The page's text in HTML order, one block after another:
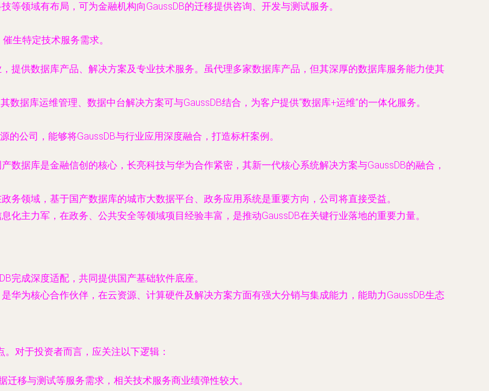
等领域有布局，可为金融机构向GaussDB的迁移提供咨询、开发与测试服务。
生特定技术服务需求。
提供数据库产品、解决方案及专业技术服务。虽代理多家数据库产品，但其深厚的数据库服务能力使其
数据库运维管理、数据中台解决方案可与GaussDB结合，为客户提供“数据库+运维”的一体化服务。
公司，能够将GaussDB与行业应用深度融合，打造标杆案例。
数据库是金融信创的核心，长亮科技与华为合作紧密，其新一代核心系统解决方案与GaussDB的融合，
务领域，基于国产数据库的城市大数据平台、政务应用系统是重要方向，公司将直接受益。
化主力军，在政务、公共安全等领域项目经验丰富，是推动GaussDB在关键行业落地的重要力量。
完成深度适配，共同提供国产基础软件底座。
华为核心合作伙伴，在云资源、计算硬件及解决方案方面有强大分销与集成能力，能助力GaussDB生态
。对于投资者而言，应关注以下逻辑：
迁移与测试等服务需求，相关技术服务商业绩弹性较大。